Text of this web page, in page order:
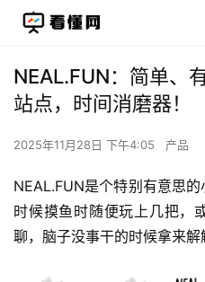
NEAL.FUN：简单、
站点，时间消磨器！
2025年11月28日 下午4:05 产品
NEAL.FUN是个特别有意思
时候摸鱼时随便玩上几把，
聊，脑子没事干的时候拿来解